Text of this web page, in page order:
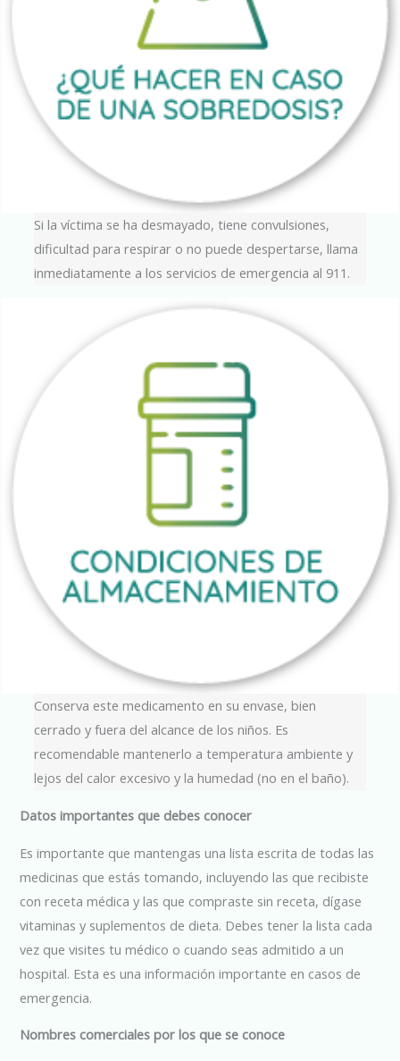
Si la víctima se ha desmayado, tiene convulsiones,
dificultad para respirar o no puede despertarse, llama
inmediatamente a los servicios de emergencia al 911.
Conserva este medicamento en su envase, bien
cerrado y fuera del alcance de los niños. Es
recomendable mantenerlo a temperatura ambiente y
lejos del calor excesivo y la humedad (no en el baño).
Datos importantes que debes conocer
Es importante que mantengas una lista escrita de todas las
medicinas que estás tomando, incluyendo las que recibiste
con receta médica y las que compraste sin receta, dígase
vitaminas y suplementos de dieta. Debes tener la lista cada
vez que visites tu médico o cuando seas admitido a un
hospital. Esta es una información importante en casos de
emergencia.
Nombres comerciales por los que se conoce